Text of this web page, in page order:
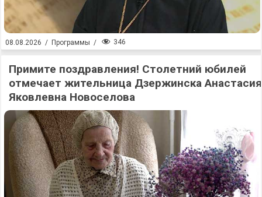
08.08.2026 / Программы / 346
Примите поздравления! Столетний юбилей
отмечает жительница Дзержинска Анастасия
Яковлевна Новоселова